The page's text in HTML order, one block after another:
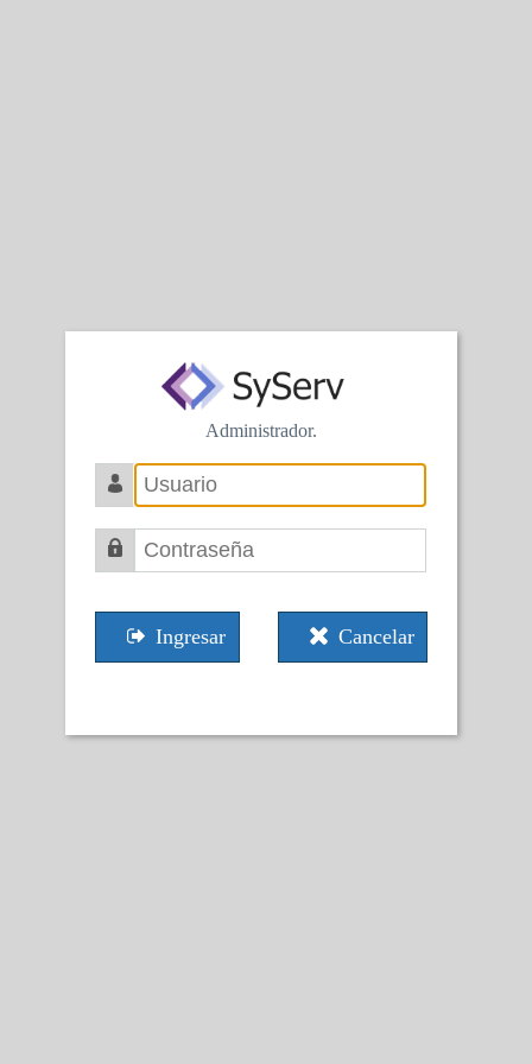
Administrador.
Ingresar Cancelar